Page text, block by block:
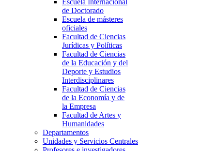
Escuela Internacional
de Doctorado
Escuela de másteres
oficiales
Facultad de Ciencias
Jurídicas y Políticas
Facultad de Ciencias
de la Educación y del
Deporte y Estudios
Interdisciplinares
Facultad de Ciencias
de la Economía y de
la Empresa
Facultad de Artes y
Humanidades
Departamentos
Unidades y Servicios Centrales